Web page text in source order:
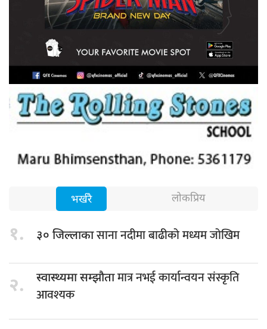
भर्खरै लोकप्रिय
१. ३० जिल्लाकासाना नदीमा बाढीको मध्यम जोखिम
२. स्वास्थ्यमा सम्झौतामात्र नभई कार्यान्वयन संस्कृति
आवश्यक